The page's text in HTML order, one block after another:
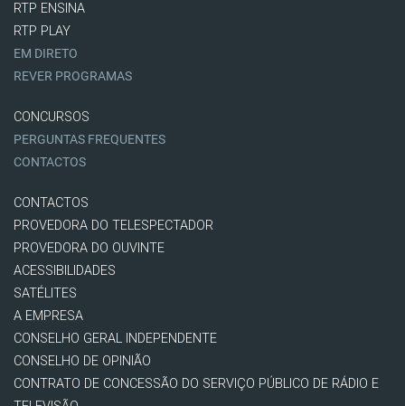
RTP ENSINA
RTP PLAY
EM DIRETO
REVER PROGRAMAS
CONCURSOS
PERGUNTAS FREQUENTES
CONTACTOS
CONTACTOS
PROVEDORA DO TELESPECTADOR
PROVEDORA DO OUVINTE
ACESSIBILIDADES
SATÉLITES
A EMPRESA
CONSELHO GERAL INDEPENDENTE
CONSELHO DE OPINIÃO
CONTRATO DE CONCESSÃO DO SERVIÇO PÚBLICO DE RÁDIO E